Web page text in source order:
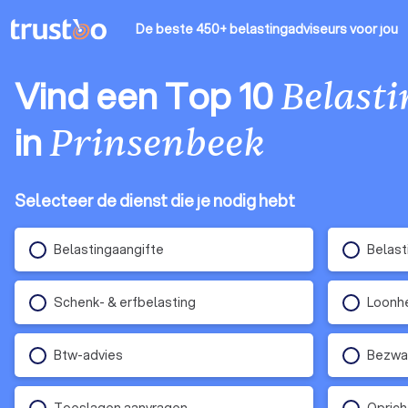
De beste 450+ belastingadviseursvoor jou
Vind een Top 10
inPrinsenbeek
Selecteer de dienst die je nodig hebt
Belastingaangifte
Schenk- & erfbelasting
Btw-advies